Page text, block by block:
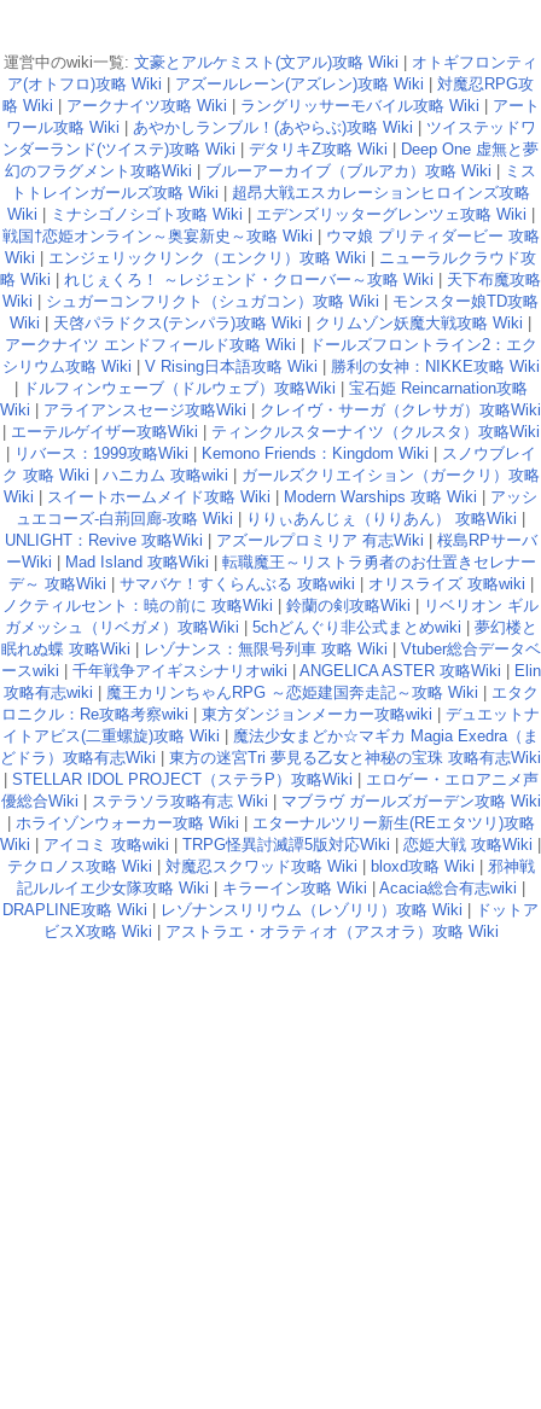
運営中のwiki一覧: 文豪とアルケミスト(文アル)攻略 Wiki
オトギフロンティ
ア(オトフロ)攻略 Wiki
アズールレーン(アズレン)攻略 Wiki
対魔忍RPG攻
略 Wiki
アークナイツ攻略 Wiki ラングリッサーモバイル攻略 Wiki
アート
ワール攻略 Wiki
あやかしランブル！(あやらぶ)攻略 Wiki
ツイステッドワ
ンダーランド(ツイステ)攻略 Wiki
デタリキZ攻略 Wiki
Deep One 虚無と夢
幻のフラグメント攻略Wiki
ブルーアーカイブ（ブルアカ）攻略 Wiki
ミス
トトレインガールズ攻略 Wiki
超昂大戦エスカレーションヒロインズ攻略
Wiki
ミナシゴノシゴト攻略 Wiki エデンズリッターグレンツェ攻略 Wiki
戦国†恋姫オンライン～奥宴新史～攻略 Wiki
ウマ娘 プリティダービー 攻略
Wiki
エンジェリックリンク（エンクリ）攻略 Wiki
ニューラルクラウド攻
略 Wiki
れじぇくろ！ ～レジェンド・クローバー～攻略 Wiki
天下布魔攻略
Wiki
シュガーコンフリクト（シュガコン）攻略 Wiki
モンスター娘TD攻略
Wiki
天啓パラドクス(テンパラ)攻略 Wiki クリムゾン妖魔大戦攻略 Wiki
アークナイツ エンドフィールド攻略 Wiki
ドールズフロントライン2：エク
シリウム攻略 Wiki
V Rising日本語攻略 Wiki
勝利の女神：NIKKE攻略 Wiki
ドルフィンウェーブ（ドルウェブ）攻略Wiki
宝石姫 Reincarnation攻略
Wiki
アライアンスセージ攻略Wiki
クレイヴ・サーガ（クレサガ）攻略Wiki
エーテルゲイザー攻略Wiki
ティンクルスターナイツ（クルスタ）攻略Wiki
リバース：1999攻略Wiki Kemono Friends：Kingdom Wiki
スノウブレイ
ク 攻略 Wiki
ハニカム 攻略wiki
ガールズクリエイション（ガークリ）攻略
Wiki
スイートホームメイド攻略 Wiki Modern Warships 攻略 Wiki
アッシ
ュエコーズ-白荊回廊-攻略 Wiki
りりぃあんじぇ（りりあん） 攻略Wiki
UNLIGHT：Revive 攻略Wiki
アズールプロミリア 有志Wiki
桜島RPサーバ
ーWiki
Mad Island 攻略Wiki
転職魔王～リストラ勇者のお仕置きセレナー
デ～ 攻略Wiki
サマバケ！すくらんぶる 攻略wiki オリスライズ 攻略wiki
ノクティルセント：暁の前に 攻略Wiki
鈴蘭の剣攻略Wiki
リベリオン ギル
ガメッシュ（リベガメ）攻略Wiki
5chどんぐり非公式まとめwiki
夢幻楼と
眠れぬ蝶 攻略Wiki
レゾナンス：無限号列車 攻略 Wiki
Vtuber総合データベ
ースwiki
千年戦争アイギスシナリオwiki ANGELICA ASTER 攻略Wiki
Elin
攻略有志wiki
魔王カリンちゃんRPG ～恋姫建国奔走記～攻略 Wiki
エタク
ロニクル：Re攻略考察wiki
東方ダンジョンメーカー攻略wiki
デュエットナ
イトアビス(二重螺旋)攻略 Wiki
魔法少女まどか☆マギカ Magia Exedra（ま
どドラ）攻略有志Wiki
東方の迷宮Tri 夢見る乙女と神秘の宝珠 攻略有志Wiki
STELLAR IDOL PROJECT（ステラP）攻略Wiki
エロゲー・エロアニメ声
優総合Wiki
ステラソラ攻略有志 Wiki
マブラヴ ガールズガーデン攻略 Wiki
ホライゾンウォーカー攻略 Wiki
エターナルツリー新生(REエタツリ)攻略
Wiki
アイコミ 攻略wiki TRPG怪異討滅譚5版対応Wiki 恋姫大戦 攻略Wiki
テクロノス攻略 Wiki
対魔忍スクワッド攻略 Wiki bloxd攻略 Wiki
邪神戦
記ルルイエ少女隊攻略 Wiki
キラーイン攻略 Wiki Acacia総合有志wiki
DRAPLINE攻略 Wiki
レゾナンスリリウム（レゾリリ）攻略 Wiki
ドットア
ビスX攻略 Wiki
アストラエ・オラティオ（アスオラ）攻略 Wiki